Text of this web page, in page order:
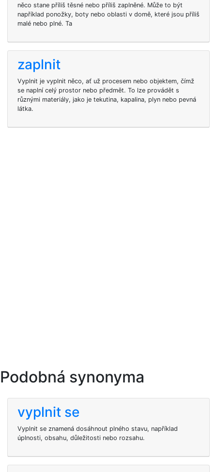
něco stane příliš těsné nebo příliš zaplněné. Může to být
například ponožky, boty nebo oblasti v domě, které jsou příliš
malé nebo plné. Ta
zaplnit
Vyplnit je vyplnit něco, ať už procesem nebo objektem, čímž
se naplní celý prostor nebo předmět. To lze provádět s
různými materiály, jako je tekutina, kapalina, plyn nebo pevná
látka.
Podobná synonyma
vyplnit se
Vyplnit se znamená dosáhnout plného stavu, například
úplnosti, obsahu, důležitosti nebo rozsahu.